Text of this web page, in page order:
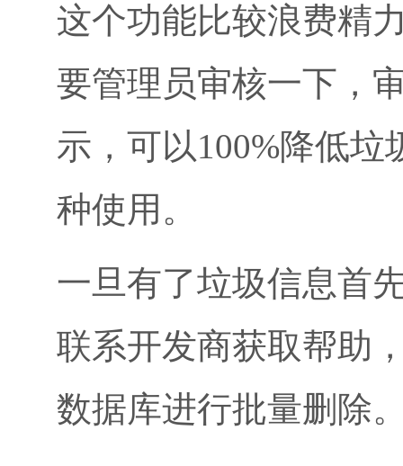
这个功能比较浪费精
要管理员审核一下，
示，可以100%降低
种使用。
一旦有了垃圾信息首
联系开发商获取帮助
数据库进行批量删除